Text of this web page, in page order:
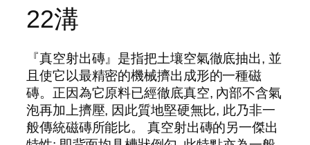
22溝
『真空射出磚』是指把土壤空氣徹底抽出, 並
且使它以最精密的機械擠出成形的一種磁
磚。正因為它原料已經徹底真空, 內部不含氣
泡再加上擠壓, 因此質地堅硬無比, 此乃非一
般傳統磁磚所能比。 真空射出磚的另一傑出